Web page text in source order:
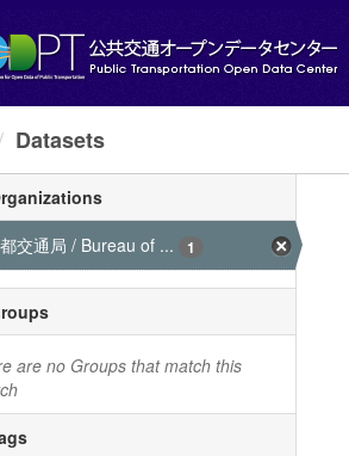
Datasets
交通局 / Bureau of ...
1
are no Groups that match this